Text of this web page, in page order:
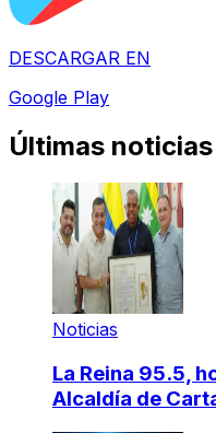
DESCARGAR EN
Google Play
Últimas noticias
Noticias
La Reina 95.5,
Alcaldía de